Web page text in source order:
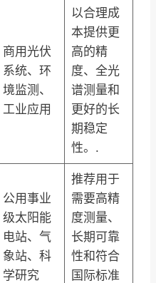
商用光伏
系统、环
境监测、
工业应用
以合理成
本提供更
高的精
度、全光
谱测量和
更好的长
期稳定
性。.
公用事业
级太阳能
电站、气
象站、科
学研究
推荐用于
需要高精
度测量、
长期可靠
性和符合
国际标准